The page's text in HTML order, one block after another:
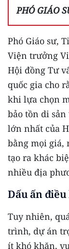
ĐỌC BÁO IN
ENGLISH
中文
FRANÇAIS
РУССКИЙ
ESPAÑOL
한국어
PHÓ GIÁO
Phó Giáo sư,
Viện trưởng
Hội đồng Tư
quốc gia cho
khi lựa chọn
bảo tồn di
lớn nhất của
bằng mọi giá,
tạo ra khác
nhiều địa
Dấu ấn
Tuy nhiên,
trình, dự án
ít khó khăn,